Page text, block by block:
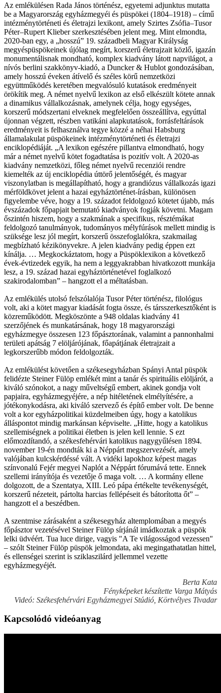
Az emlékülésen Rada János történész, egyetemi adjunktus mutatta
be a Magyarország egyházmegyéi és püspökei (1804–1918) – című
intézménytörténeti és életrajzi lexikont, amely Szirtes Zsófia–Tusor
Péter–Rupert Klieber szerkesztésében jelent meg. Mint elmondta,
2020-ban egy, a „hosszú” 19. századbeli Magyar Királyság
megyéspüspökeinek újólag megírt, korszerű életrajzait közlő, igazán
monumentálisnak mondható, komplex kiadvány látott napvilágot, a
nívós berlini szakkönyv-kiadó, a Duncker & Hublot gondozásában,
amely hosszú éveken átívelő és széles körű nemzetközi
együttműködés keretében megvalósuló kutatások eredményeit
örökítik meg. A német nyelvű lexikon az első elkészült kötete annak
a dinamikus vállalkozásnak, amelynek célja, hogy egységes,
korszerű módszertani elveknek megfelelően összeállítva, egyúttal
újonnan végzett, részben vatikáni alapkutatások, forrásfeltárások
eredményeit is felhasználva tegye közzé a néhai Habsburg
államalakulat püspökeinek intézménytörténeti és életrajzi
enciklopédiáját. „A lexikon egészére pillantva elmondható, hogy
már a német nyelvű kötet fogadtatása is pozitív volt. A 2020-as
kiadvány nemzetközi, főleg német nyelvű recenziói rendre
kiemelték az új enciklopédia úttörő jelentőségét, és magyar
viszonylatban is megállapítható, hogy a grandiózus vállalkozás igazi
mérföldkövet jelent a hazai egyháztörténet-írásban, különösen
figyelembe véve, hogy a 19. századot feldolgozó kötetet újabb, más
évszázadok főpapjait bemutató kiadványok fogják követni. Magam
őszintén hiszem, hogy a szakmának a specifikus, résztémákat
feldolgozó tanulmányok, tudományos mélyfúrások mellett mindig is
szüksége lesz jól megírt, korszerű összefoglalókra, szakmailag
megbízható kézikönyvekre. A jelen kiadvány pedig éppen ezt
kínálja. … Megkockáztatom, hogy a Püspöklexikon a következő
évek-évtizedek egyik, ha nem a leggyakrabban hivatkozott munkája
lesz, a 19. század hazai egyháztörténetével foglalkozó
szakirodalomban” – hangzott el a méltatásban.
Az emlékülés utolsó felszólalója Tusor Péter történész, filológus
volt, aki a kötet magyar kiadását fogta össze, és társszerkesztőként is
közreműködött. Megköszönte a 948 oldalas kiadvány 41
szerzőjének és munkatársának, hogy 18 magyarországi
egyházmegye összesen 123 főpásztorának, valamint a pannonhalmi
területi apátság 7 elöljárójának, főapátjának életrajzait a
legkorszerűbb módon feldolgozták.
Az emlékülést követően a székesegyházban Spányi Antal püspök
felidézte Steiner Fülöp emlékét mint a tanár és spirituális elöljárót, a
kiváló szónokot, a nagy műveltségű embert, akinek gondja volt
papjaira, egyházmegyéjére, a nép hitéletének elmélyítésére, a
jótékonykodásra, aki kiváló szervező és építő ember volt. De benne
volt a kor egyházpolitikai küzdelmeiben úgy, hogy a katolikus
álláspontot mindig markánsan képviselte. „Hitte, hogy a katolikus
szellemiségnek a politikai életben is jelen kell lennie. S ezt
előmozdítandó, a székesfehérvári katolikus nagygyűlésen 1894.
november 19-én mondták ki a Néppárt megszervezését, amely
valójában kulcskérdéssé vált. A vidéki lapokhoz képest magas
színvonalú Fejér megyei Naplót a Néppárt fórumává tette. Ennek
szellemi irányítója és vezetője ő maga volt. … A kormány ellene
dolgozott, de a Szentatya, XIII. Leó pápa értékelte tevékenységét,
korszerű nézeteit, pártolta harcias fellépéseit és bátorította őt” –
hangzott el a beszédben.
A szentmise zárásaként a székesegyház altemplomában a megyés
főpásztor vezetésével Steiner Fülöp sírjánál imádkoztak a püspök
lelki üdvéért. Tua luce dirige, vagyis "A Te világosságod vezessen"
– szólt Steiner Fülöp püspök jelmondata, aki megingathatatlan hittel,
és ellenségei szerint is sziklaszilárd jellemmel vezette
egyházmegyéjét.
Berta Kata
Fényképeket készítette Varga Mátyás
Videó: Székesfehérvári Egyházmegyei Stúdió, Körtvélyes Tivadar
Kapcsolódó videóanyag